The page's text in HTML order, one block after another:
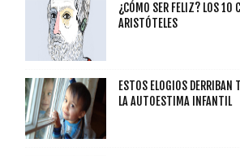
¿CÓMO SER FELIZ? LOS 10
ARISTÓTELES
ESTOS ELOGIOS DERRIBAN
LA AUTOESTIMA INFANTIL